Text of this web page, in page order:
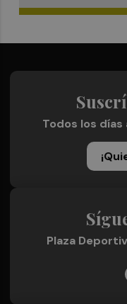
Todos los
Plaza